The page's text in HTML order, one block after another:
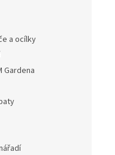
a ocílky
Gardena